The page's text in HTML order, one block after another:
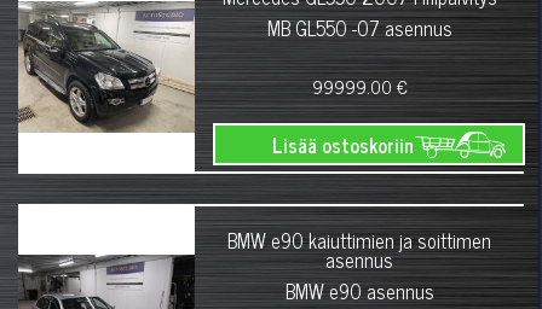
MB GL550 -07 asennus
99999.00 €
Lisää ostoskoriin
BMW e90 kaiuttimien ja soittimen
asennus
BMW e90 asennus